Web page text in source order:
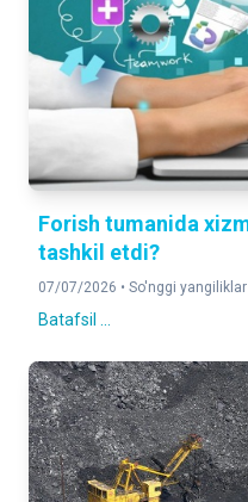
Forish tumanida
tashkil etdi?
07/07/2026 • So'nggi yangiliklar
Batafsil ...